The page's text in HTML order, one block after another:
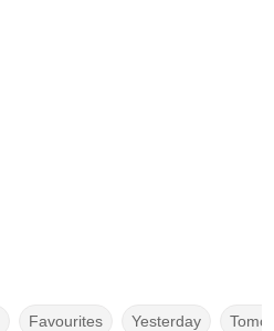
Favourites Yesterday